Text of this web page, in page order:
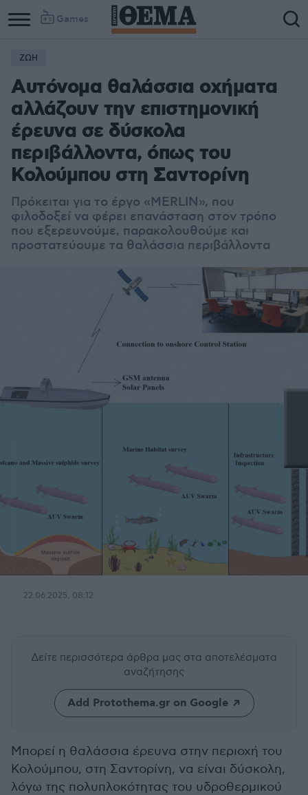
Games
ΖΩΗ
Αυτόνομα θαλάσσια οχήματα
αλλάζουν την επιστημονική
έρευνα σε δύσκολα
περιβάλλοντα, όπως του
Κολούμπου στη Σαντορίνη
Πρόκειται για το έργο «MERLIN», που
φιλοδοξεί να φέρει επανάσταση στον τρόπο
που εξερευνούμε, παρακολουθούμε και
προστατεύουμε τα θαλάσσια περιβάλλοντα
22.06.2025, 08:12
Δείτε περισσότερα άρθρα μας στα αποτελέσματα
αναζήτησης
Add Protothema.gr on Google
Μπορεί η θαλάσσια έρευνα στην περιοχή του
Κολούμπου, στη Σαντορίνη, να είναι δύσκολη,
λόγω της πολυπλοκότητας του υδροθερμικού